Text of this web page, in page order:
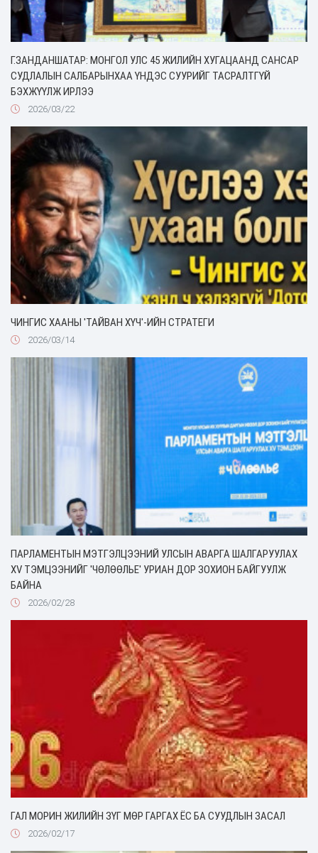
Г.ЗАНДАНШАТАР: МОНГОЛ УЛС 45 ЖИЛИЙН ХУГАЦААНД САНСАР
СУДЛАЛЫН САЛБАРЫНХАА ҮНДЭС СУУРИЙГ ТАСРАЛТГҮЙ
БЭХЖҮҮЛЖ ИРЛЭЭ
2026/03/22
ЧИНГИС ХААНЫ 'ТАЙВАН ХҮЧ'-ИЙН СТРАТЕГИ
2026/03/14
ПАРЛАМЕНТЫН МЭТГЭЛЦЭЭНИЙ УЛСЫН АВАРГА ШАЛГАРУУЛАХ
XV ТЭМЦЭЭНИЙГ 'ЧӨЛӨӨЛЬЕ' УРИАН ДОР ЗОХИОН БАЙГУУЛЖ
БАЙНА
2026/02/28
ГАЛ МОРИН ЖИЛИЙН ЗҮГ МӨР ГАРГАХ ЁС БА СУУДЛЫН ЗАСАЛ
2026/02/17